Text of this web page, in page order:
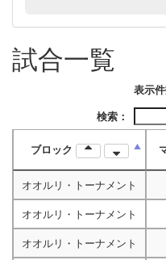
試合一覧
表示
検索：
ブロック
オオルリ・トーナメント
オオルリ・トーナメント
オオルリ・トーナメント